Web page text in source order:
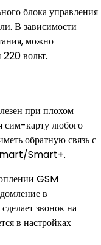
блока управления
В зависимости
можно
вольт.
при плохом
сим-карту любого
обратную связь с
Smart+.
GSM
в
звонок на
в настройках